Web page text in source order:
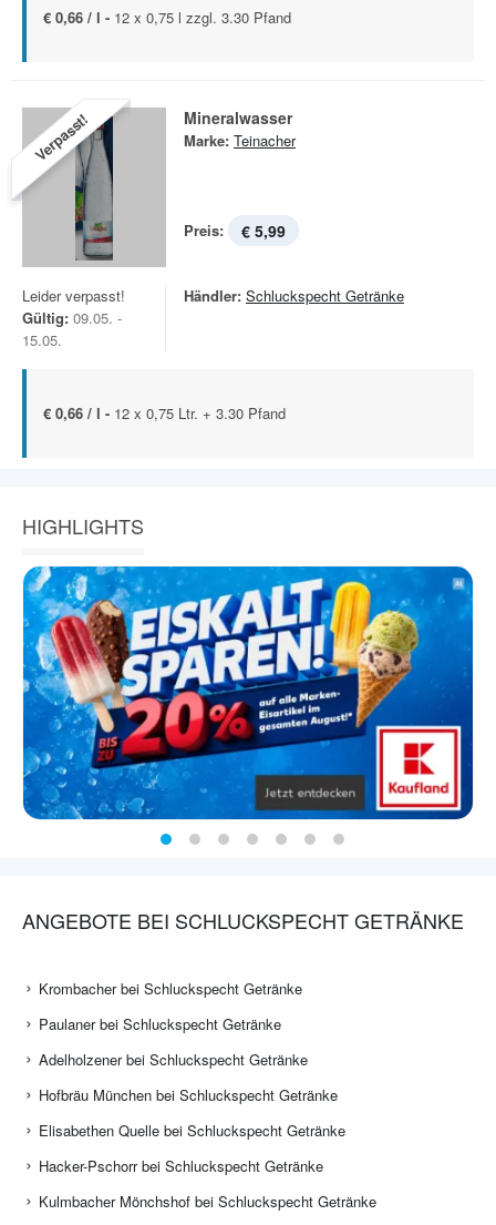
€ 0,66 / l - 12 x 0,75 l zzgl. 3.30 Pfand
Verpasst! Mineralwasser
Marke: Teinacher
Preis: € 5,99
Leider verpasst!
Gültig: 09.05. -
15.05.
Händler: Schluckspecht Getränke
€ 0,66 / l - 12 x 0,75 Ltr. + 3.30 Pfand
HIGHLIGHTS
ANGEBOTE BEI SCHLUCKSPECHT GETRÄNKE
Krombacher bei Schluckspecht Getränke
Paulaner bei Schluckspecht Getränke
Adelholzener bei Schluckspecht Getränke
Hofbräu München bei Schluckspecht Getränke
Elisabethen Quelle bei Schluckspecht Getränke
Hacker-Pschorr bei Schluckspecht Getränke
Kulmbacher Mönchshof bei Schluckspecht Getränke